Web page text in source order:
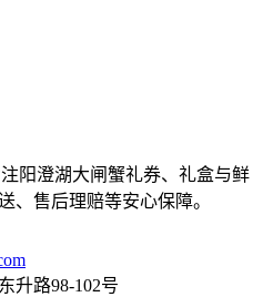
阳澄湖大闸蟹礼券、礼盒与鲜
、售后理赔等安心保障。
升路98-102号